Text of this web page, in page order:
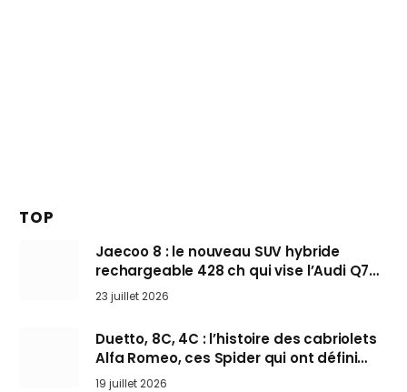
TOP
Jaecoo 8 : le nouveau SUV hybride
rechargeable 428 ch qui vise l’Audi Q7
arrive en Europe cet automne
23 juillet 2026
Duetto, 8C, 4C : l’histoire des cabriolets
Alfa Romeo, ces Spider qui ont défini
l’art de rouler cheveux au vent
19 juillet 2026